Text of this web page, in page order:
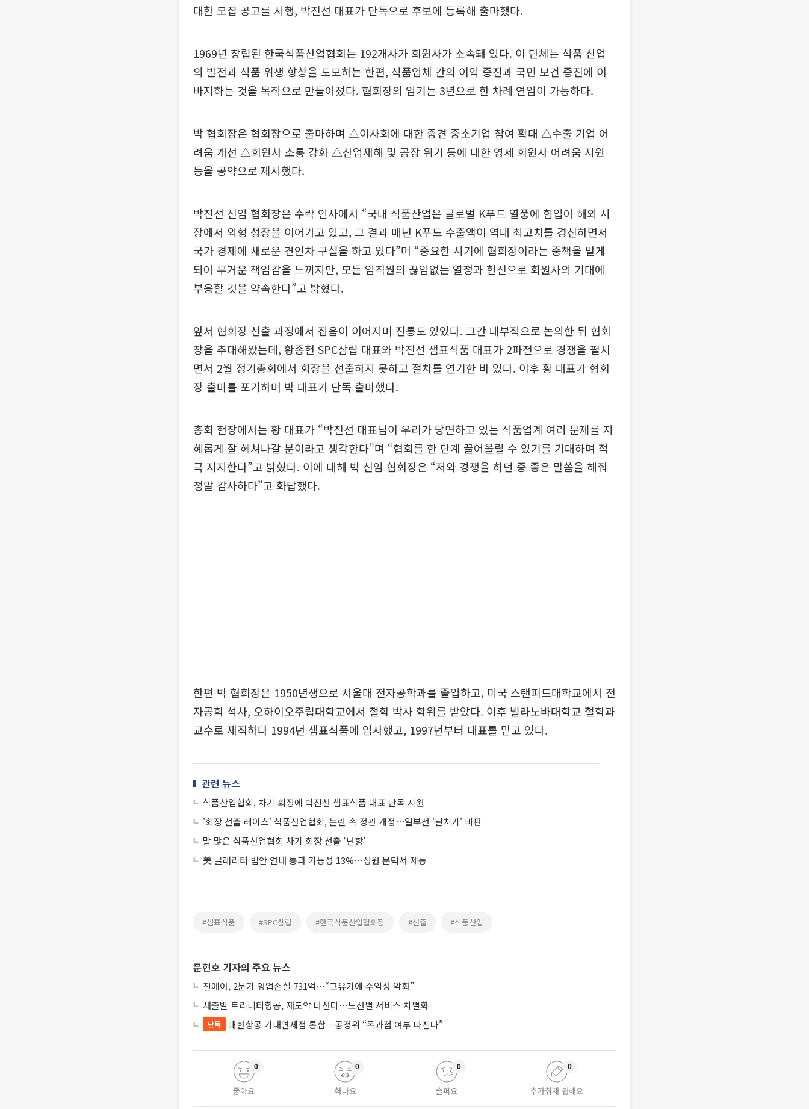
대한 모집 공고를 시행, 박진선 대표가 단독으로 후보에 등록해 출마했다.
1969년 창립된 한국식품산업협회는 192개사가 회원사가 소속돼 있다. 이 단체는 식품 산업
의 발전과 식품 위생 향상을 도모하는 한편, 식품업체 간의 이익 증진과 국민 보건 증진에 이
바지하는 것을 목적으로 만들어졌다. 협회장의 임기는 3년으로 한 차례 연임이 가능하다.
박 협회장은 협회장으로 출마하며 △이사회에 대한 중견 중소기업 참여 확대 △수출 기업 어
려움 개선 △회원사 소통 강화 △산업재해 및 공장 위기 등에 대한 영세 회원사 어려움 지원
등을 공약으로 제시했다.
박진선 신임 협회장은 수락 인사에서 “국내 식품산업은 글로벌 K푸드 열풍에 힘입어 해외 시
장에서 외형 성장을 이어가고 있고, 그 결과 매년 K푸드 수출액이 역대 최고치를 경신하면서
국가 경제에 새로운 견인차 구실을 하고 있다”며 “중요한 시기에 협회장이라는 중책을 맡게
되어 무거운 책임감을 느끼지만, 모든 임직원의 끊임없는 열정과 헌신으로 회원사의 기대에
부응할 것을 약속한다”고 밝혔다.
앞서 협회장 선출 과정에서 잡음이 이어지며 진통도 있었다. 그간 내부적으로 논의한 뒤 협회
장을 추대해왔는데, 황종현 SPC삼립 대표와 박진선 샘표식품 대표가 2파전으로 경쟁을 펼치
면서 2월 정기총회에서 회장을 선출하지 못하고 절차를 연기한 바 있다. 이후 황 대표가 협회
장 출마를 포기하며 박 대표가 단독 출마했다.
총회 현장에서는 황 대표가 “박진선 대표님이 우리가 당면하고 있는 식품업계 여러 문제를 지
혜롭게 잘 헤쳐나갈 분이라고 생각한다”며 “협회를 한 단계 끌어올릴 수 있기를 기대하며 적
극 지지한다”고 밝혔다. 이에 대해 박 신임 협회장은 “저와 경쟁을 하던 중 좋은 말씀을 해줘
정말 감사하다”고 화답했다.
한편 박 협회장은 1950년생으로 서울대 전자공학과를 졸업하고, 미국 스탠퍼드대학교에서 전
자공학 석사, 오하이오주립대학교에서 철학 박사 학위를 받았다. 이후 빌라노바대학교 철학과
교수로 재직하다 1994년 샘표식품에 입사했고, 1997년부터 대표를 맡고 있다.
관련 뉴스
식품산업협회, 차기 회장에 박진선 샘표식품 대표 단독 지원
'회장 선출 레이스' 식품산업협회, 논란 속 정관 개정⋯일부선 '날치기' 비판
말 많은 식품산업협회 차기 회장 선출 ‘난항’
美 클래리티 법안 연내 통과 가능성 13%…상원 문턱서 제동
#샘표식품 #SPC삼립 #한국식품산업협회장 #선출 #식품산업
문현호 기자의 주요 뉴스
진에어, 2분기 영업손실 731억…“고유가에 수익성 악화”
새출발 트리니티항공, 재도약 나선다…노선별 서비스 차별화
단독 대한항공 기내면세점 통합…공정위 “독과점 여부 따진다”
좋아요
0
화나요
0
슬퍼요
0
추가취재 원해요
0